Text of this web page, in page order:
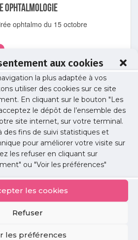
aux cookies
la plus adaptée à vos
utiliser des cookies sur ce site
En cliquant sur le bouton "Les
le dépôt de l’ensemble des
site internet, sur votre terminal.
des fins de suivi statistiques et
pour améliorer votre visite sur
les refuser en cliquant sur
ou "Voir les préférences"
les cookies
Refuser
les préférences
ophtalmologie
ophtalmo du 15 octobre
libérales
gynécologie obstétrique
libérale de gynécologie
juin 2024.
libérales
radiologie
radiologie le mercredi 18